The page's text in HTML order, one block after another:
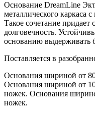
Основание DreamLine
металлического каркаса
Такое сочетание
долговечность.
основанию выдерживать
Поставляется в
Основания шириной от
Основания шириной от
ножек. Основания
ножек.